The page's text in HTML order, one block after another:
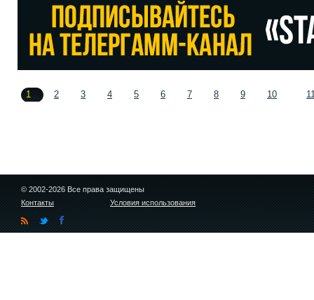
1 2 3 4 5 6 7 8 9 10
© 2002-2026 Все права защищены
Контакты
Условия использования